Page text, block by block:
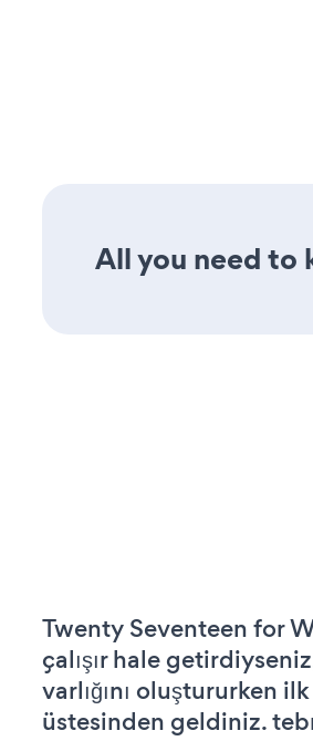
All you need to
Twenty Seventeen for
çalışır hale
varlığını oluştururken
üstesinden geldiniz.